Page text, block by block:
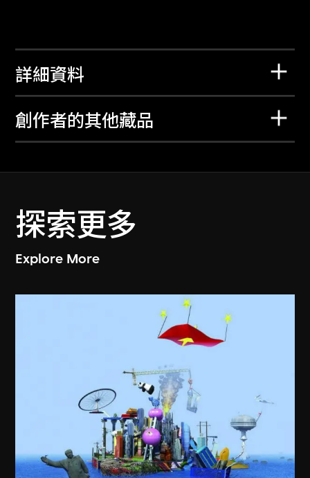
詳細資料
創作者的其他藏品
探索更多
Explore More